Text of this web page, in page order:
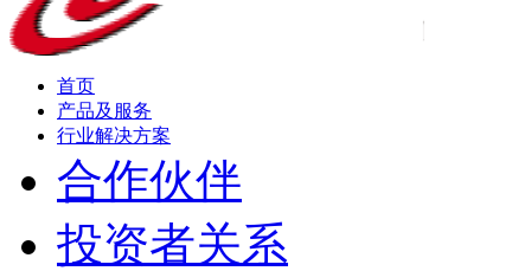
首页
产品及服务
行业解决方案
合作伙伴
投资者关系